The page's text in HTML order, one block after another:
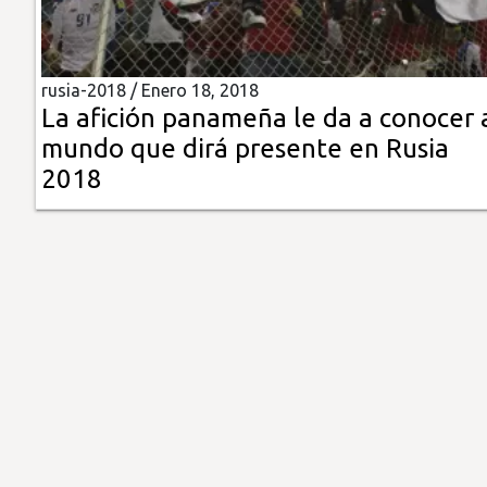
Insólitas
Multimedia
Impreso
rusia-2018 / Enero 18, 2018
La afición panameña le da a conocer
mundo que dirá presente en Rusia
2018